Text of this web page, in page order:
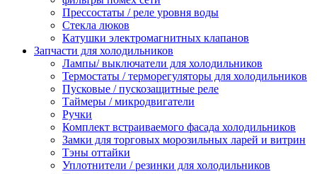
Прессостаты / реле уровня воды
Стекла люков
Катушки электромагнитных клапанов
Запчасти для холодильников
Лампы/ выключатели для холодильников
Термостаты / терморегуляторы для холодильников
Пусковые / пускозащитные реле
Таймеры / микродвигатели
Ручки
Комплект встраиваемого фасада холодильников
Замки для торговых морозильных ларей и витрин
Тэны оттайки
Уплотнители / резинки для холодильников